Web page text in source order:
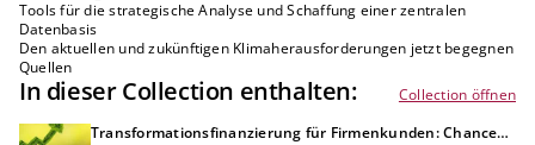
Tools für die strategische Analyse und Schaffung einer zentralen
Datenbasis
Den aktuellen und zukünftigen Klimaherausforderungen jetzt begegnen
Quellen
In dieser Collection enthalten:
Collection öffnen
Transformationsfinanzierung für Firmenkunden: Chancen